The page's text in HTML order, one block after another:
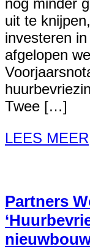
nog minder
uit te
investeren
afgelopen
Twee […]
LEES MEER
Partners